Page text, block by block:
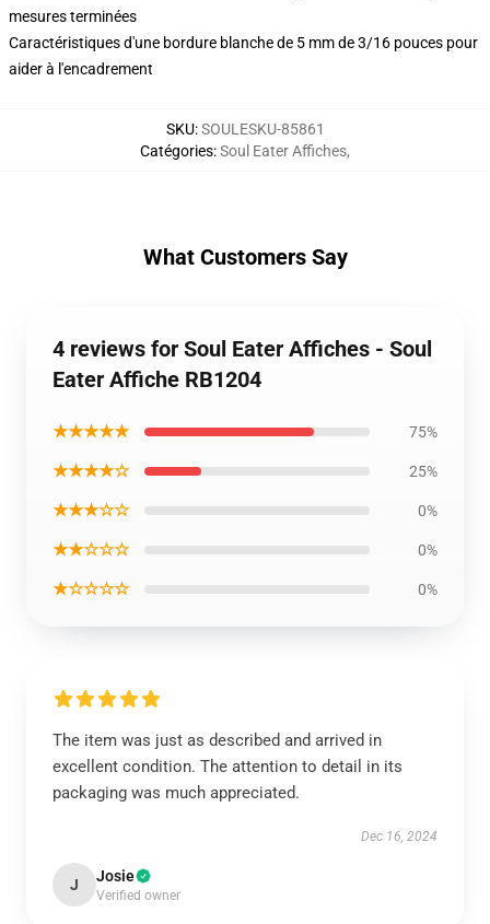
mesures terminées
Caractéristiques d'une bordure blanche de 5 mm de 3/16 pouces pour
aider à l'encadrement
SKU:SOULESKU-85861
Catégories:Soul Eater Affiches,
What Customers Say
4 reviews for Soul Eater Affiches - Soul
Eater Affiche RB1204
★★★★★ 75%
★★★★☆ 25%
★★★☆☆ 0%
★★☆☆☆ 0%
★☆☆☆☆ 0%
The item was just as described and arrived in
excellent condition. The attention to detail in its
packaging was much appreciated.
Dec 16, 2024
J Josie
Verified owner